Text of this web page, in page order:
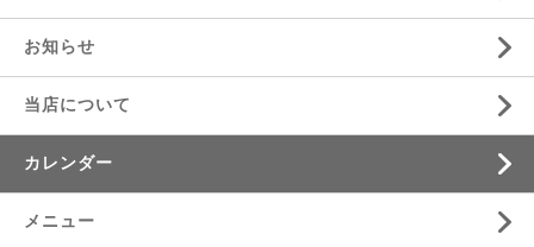
お知らせ
当店について
カレンダー
メニュー